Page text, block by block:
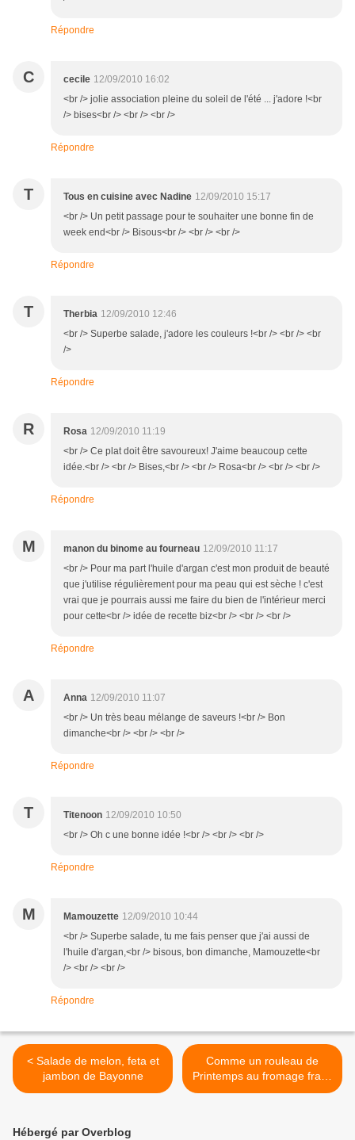
Répondre
C cecile 12/09/2010 16:02
<br /> jolie association pleine du soleil de l'été ... j'adore !<br
/> bises<br /> <br /> <br />
Répondre
T Tous en cuisine avec Nadine 12/09/2010 15:17
<br /> Un petit passage pour te souhaiter une bonne fin de
week end<br /> Bisous<br /> <br /> <br />
Répondre
T Therbia 12/09/2010 12:46
<br /> Superbe salade, j'adore les couleurs !<br /> <br /> <br
/>
Répondre
R Rosa 12/09/2010 11:19
<br /> Ce plat doit être savoureux! J'aime beaucoup cette
idée.<br /> <br /> Bises,<br /> <br /> Rosa<br /> <br /> <br />
Répondre
M manon du binome au fourneau 12/09/2010 11:17
<br /> Pour ma part l'huile d'argan c'est mon produit de beauté
que j'utilise régulièrement pour ma peau qui est sèche ! c'est
vrai que je pourrais aussi me faire du bien de l'intérieur merci
pour cette<br /> idée de recette biz<br /> <br /> <br />
Répondre
A Anna 12/09/2010 11:07
<br /> Un très beau mélange de saveurs !<br /> Bon
dimanche<br /> <br /> <br />
Répondre
T Titenoon 12/09/2010 10:50
<br /> Oh c une bonne idée !<br /> <br /> <br />
Répondre
M Mamouzette 12/09/2010 10:44
<br /> Superbe salade, tu me fais penser que j'ai aussi de
l'huile d'argan,<br /> bisous, bon dimanche, Mamouzette<br
/> <br /> <br />
Répondre
< Salade de melon, feta et
jambon de Bayonne
Comme un rouleau de
Printemps au fromage frais,
surimi et légumes >
Hébergé par Overblog